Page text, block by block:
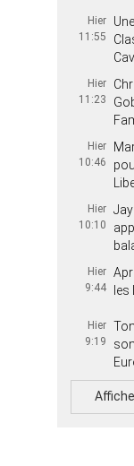
Hier
11:55
Hier
11:23
Hier
10:46
Hier
10:10
Hier
9:44
Hier
9:19